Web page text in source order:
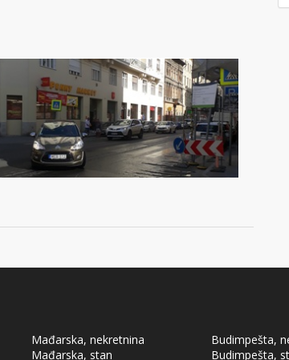
Mađarska, nekretnina
Mađarska, stan
Budimpešta,
Budimpešta,